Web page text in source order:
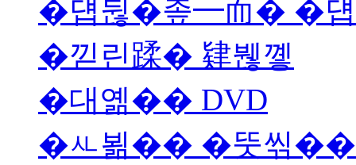
�덉뒪�좊━而� �
�낃린蹂� 肄붾꼫
�대옒�� DVD
�ㅻ뵒�� �뚯씪��